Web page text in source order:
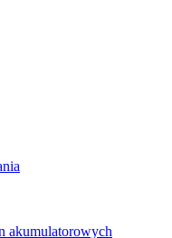
akumulatorowych